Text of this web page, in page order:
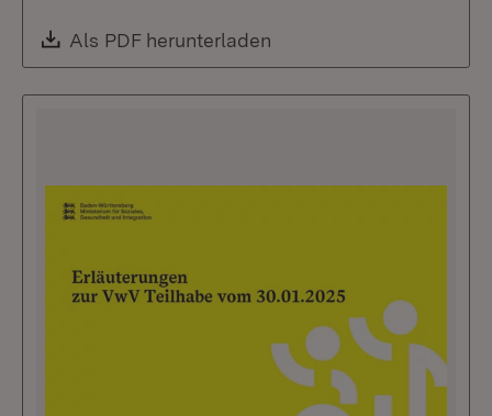
Download:
Als PDF herunterladen